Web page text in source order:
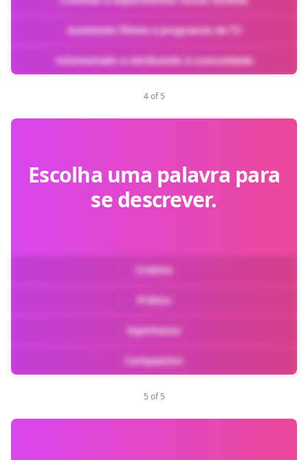
Assistindo filmes e programas de TV
Voluntariado e retribuindo à comunidade
4 of 5
Escolha uma palavra para
se descrever.
Criativo
Prático
Espirituoso
Compassivo
5 of 5